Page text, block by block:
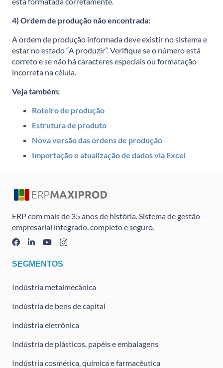
4) Ordem de produção não encontrada:
A ordem de produção informada deve existir no sistema e
estar no estado “A produzir”. Verifique se o número está
correto e se não há caracteres especiais ou formatação
incorreta na célula.
Veja também:
Roteiro de produção
Estrutura de produto
Nova versão das ordens de produção
Importação e atualização de dados via Excel
ERP com mais de 35 anos de história. Sistema de gestão
empresarial integrado, completo e seguro.
SEGMENTOS
Indústria metalmecânica
Indústria de bens de capital
Indústria eletrônica
Indústria de plásticos, papéis e embalagens
Indústria cosmética, química e farmacêutica